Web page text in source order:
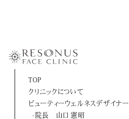
-松浦 顕
-伊田 幸平
-AYAKA
TOP
クリニックについて
ビューティーウェルネスデザイナー
-院長 山口 憲昭